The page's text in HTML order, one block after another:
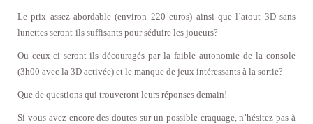
Le prix assez abordable (environ 220 euros) ainsi que l’atout 3D sans
lunettes seront-ils suffisants pour séduire les joueurs?
Ou ceux-ci seront-ils découragés par la faible autonomie de la console
(3h00 avec la 3D activée) et le manque de jeux intéressants à la sortie?
Que de questions qui trouveront leurs réponses demain!
Si vous avez encore des doutes sur un possible craquage, n’hésitez pas à